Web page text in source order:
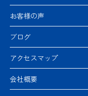
お客様の声
ブログ
アクセスマップ
会社概要